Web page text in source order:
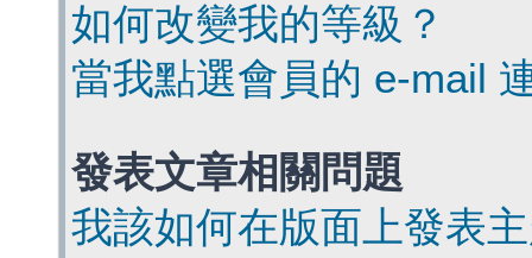
如何改變我的等級？
當我點選會員的 e-mail
發表文章相關問題
我該如何在版面上發表